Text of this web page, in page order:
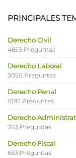
PRINCIPALES
Derecho Civil
4653 Preguntas
Derecho Laboral
3050 Preguntas
Derecho Penal
1092 Preguntas
Derecho
763 Preguntas
Derecho Fiscal
663 Preguntas